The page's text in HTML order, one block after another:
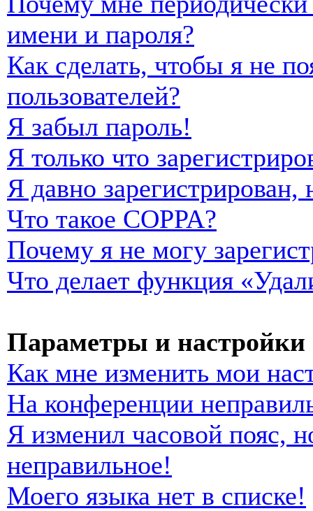
имени и пароля?
Как сделать, чтобы я не
пользователей?
Я забыл пароль!
Я только что
Я давно
Что такое COPPA?
Почему я не могу
Что делает функция
Параметры и настройки
Как мне изменить мои
На конференции
Я изменил часовой пояс,
неправильное!
Моего языка нет в списке!